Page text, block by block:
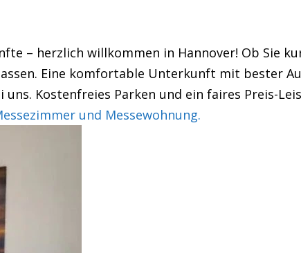
– herzlich willkommen in Hannover! Ob Sie
Eine komfortable Unterkunft mit bester
Kostenfreies Parken und ein faires Preis-
und Messewohnung.